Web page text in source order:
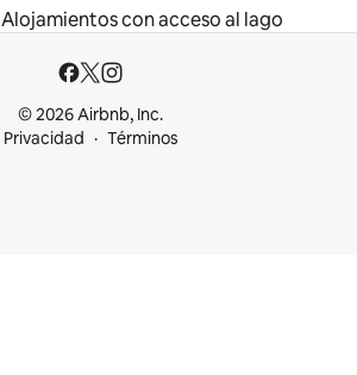
Alojamientos con acceso al lago
© 2026 Airbnb, Inc.
Privacidad
Términos